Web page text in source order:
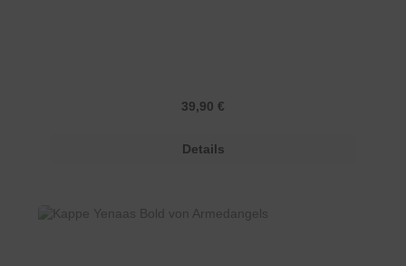
Regulärer Preis:
39,90 €
Details